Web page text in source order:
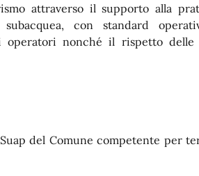
attraverso il supporto alla
con standard
operatori nonché il rispetto delle
del Comune competente per